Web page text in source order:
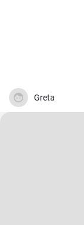
Greta